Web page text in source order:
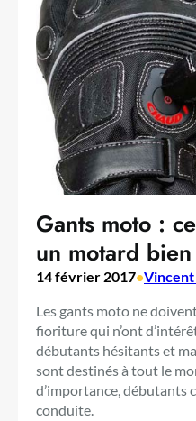
Gants moto :
un motard
14 février 2017•
Les gants moto ne
fioriture qui n’ont
débutants hésitants et
sont destinés à tout le
d’importance, débutants
conduite.